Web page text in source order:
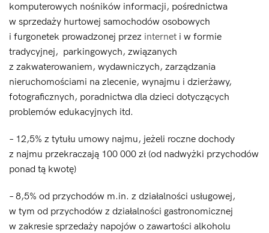
komputerowych nośników informacji, pośrednictwa
w sprzedaży hurtowej samochodów osobowych
i furgonetek prowadzonej przez internet i w formie
tradycyjnej, parkingowych, związanych
z zakwaterowaniem, wydawniczych, zarządzania
nieruchomościami na zlecenie, wynajmu i dzierżawy,
fotograficznych, poradnictwa dla dzieci dotyczących
problemów edukacyjnych itd.
– 12,5% z tytułu umowy najmu, jeżeli roczne dochody
z najmu przekraczają 100 000 zł (od nadwyżki przychodów
ponad tą kwotę)
– 8,5% od przychodów m.in. z działalności usługowej,
w tym od przychodów z działalności gastronomicznej
w zakresie sprzedaży napojów o zawartości alkoholu